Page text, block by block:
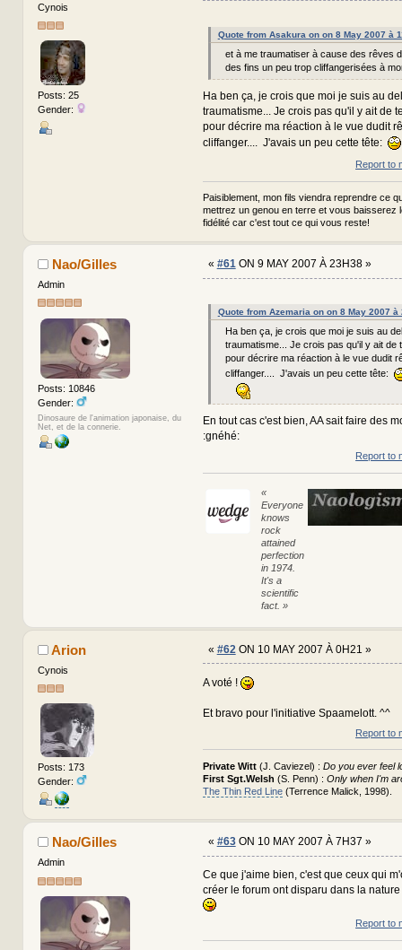
Cynois
Posts: 25
Gender:
Quote from Asakura on on 8 May 2007 à
et à me traumatiser à cause des rêves
des fins un peu trop cliffangerisées à
Ha ben ça, je crois que moi je suis au
traumatisme... Je crois pas qu'il y ait de
pour décrire ma réaction à le vue dudit
cliffanger.... J'avais un peu cette tête:
Report to
Paisiblement, mon fils viendra reprendre ce
mettrez un genou en terre et vous baisserez
fidélité car c'est tout ce qui vous reste!
Nao/Gilles
Admin
Posts: 10846
Gender:
Dinosaure de l'animation japonaise, du
Net, et de la connerie.
« #61ON 9 MAY 2007 À 23H38 »
Quote from Azemaria on on 8 May 2007 à
Ha ben ça, je crois que moi je suis au
traumatisme... Je crois pas qu'il y ait de
pour décrire ma réaction à le vue dudit
cliffanger.... J'avais un peu cette tête:
En tout cas c'est bien, AA sait faire des
:gnéhé:
Report to
«
Everyone
knows
rock
attained
perfection
in 1974.
It's a
scientific
fact. »
Arion
Cynois
Posts: 173
Gender:
« #62 ON 10 MAY 2007 À 0H21 »
A voté !
Et bravo pour l'initiative Spaamelott. ^^
Report to
Private Witt(J. Caviezel) : Do you ever feel
First Sgt.Welsh (S. Penn) : Only when I'm
The Thin Red Line(Terrence Malick, 1998).
Nao/Gilles
Admin
« #63ON 10 MAY 2007 À 7H37 »
Ce que j'aime bien, c'est que ceux qui
créer le forum ont disparu dans la
Report to